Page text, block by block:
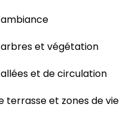
et végétation
et de circulation
terrasse et zones de vie